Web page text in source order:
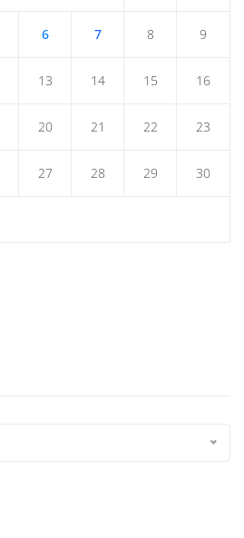
6 7 8 9
13 14 15 16
20 21 22 23
27 28 29 30